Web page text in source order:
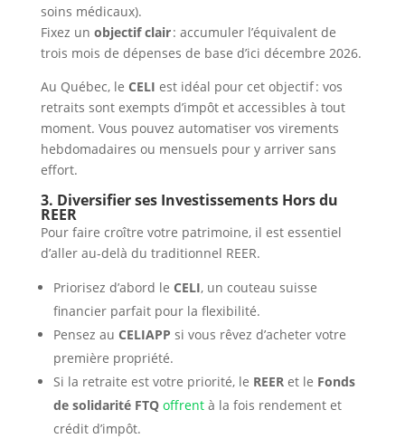
soins médicaux).
Fixez un objectif clair: accumuler l’équivalent de
trois mois de dépenses de base d’ici décembre 2026.
Au Québec, le CELI est idéal pour cet objectif : vos
retraits sont exempts d’impôt et accessibles à tout
moment. Vous pouvez automatiser vos virements
hebdomadaires ou mensuels pour y arriver sans
effort.
3. Diversifier ses Investissements Hors du
REER
Pour faire croître votre patrimoine, il est essentiel
d’aller au-delà du traditionnel REER.
Priorisez d’abord le CELI, un couteau suisse
financier parfait pour la flexibilité.
Pensez au CELIAPP si vous rêvez d’acheter votre
première propriété.
Si la retraite est votre priorité, le REERet le Fonds
de solidarité FTQ offrentà la fois rendement et
crédit d’impôt.